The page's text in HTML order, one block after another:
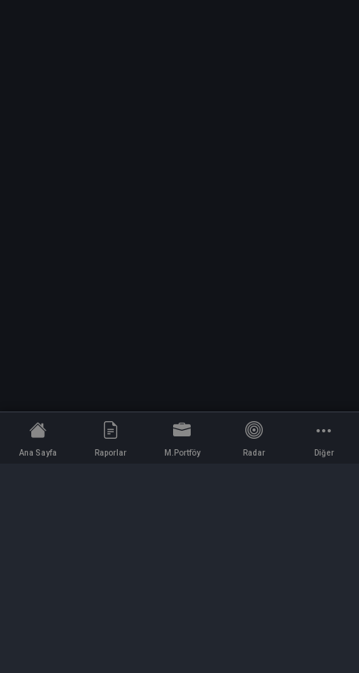
Ana Sayfa Raporlar M.Portföy Radar Diğer